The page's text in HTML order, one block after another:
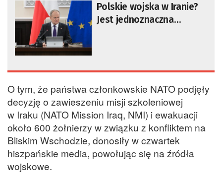
Polskie wojska w Iranie?
Jest jednoznaczna
O tym, że państwa członkowskie NATO podjęły
decyzję o zawieszeniu misji szkoleniowej
w Iraku (NATO Mission Iraq, NMI) i ewakuacji
około 600 żołnierzy w związku z konfliktem na
Bliskim Wschodzie, donosiły w czwartek
hiszpańskie media, powołując się na źródła
wojskowe.